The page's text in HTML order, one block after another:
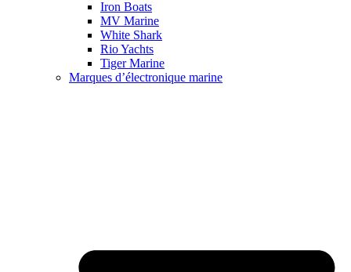
Iron Boats
MV Marine
White Shark
Rio Yachts
Tiger Marine
Marques d’électronique marine